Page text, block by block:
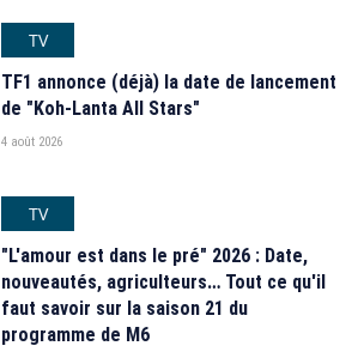
TV
TF1 annonce (déjà) la date de lancement
de "Koh-Lanta All Stars"
4 août 2026
TV
"L'amour est dans le pré" 2026 : Date,
nouveautés, agriculteurs… Tout ce qu'il
faut savoir sur la saison 21 du
programme de M6